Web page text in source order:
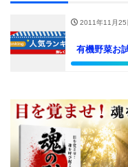
2011年11月25
有機野菜お